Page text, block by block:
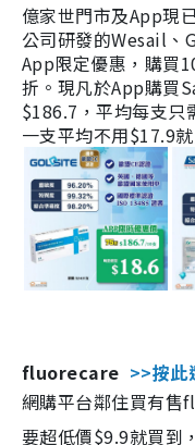
億家世門市及App現
公司研發的Wesail、
App限定優惠，購買
折。現凡於App購買
$186.7，平均每支只
一支平均不用$17.9
fluorecare >>按此
網購平台鄰住買有售
要超低價$9.9就買到